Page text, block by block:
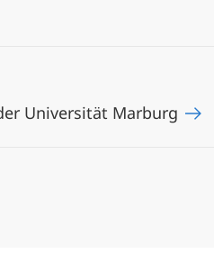
Universität Marburg